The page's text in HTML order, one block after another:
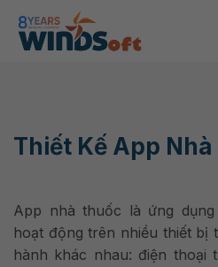
content
Thiết Kế App
App nhà thuốc là ứng
hoạt động trên nhiều thiết bị
hành khác nhau: điện thoại